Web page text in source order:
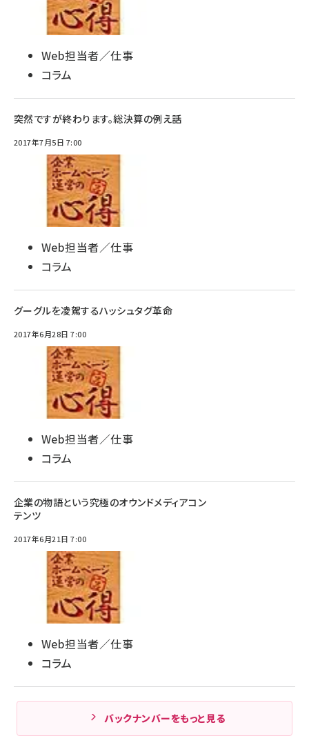
Web担当者／仕事
コラム
突然ですが終わります。総決算の例え話
2017年7月5日 7:00
Web担当者／仕事
コラム
グーグルを凌駕するハッシュタグ革命
2017年6月28日 7:00
Web担当者／仕事
コラム
企業の物語という究極のオウンドメディアコン
テンツ
2017年6月21日 7:00
Web担当者／仕事
コラム
バックナンバーをもっと見る